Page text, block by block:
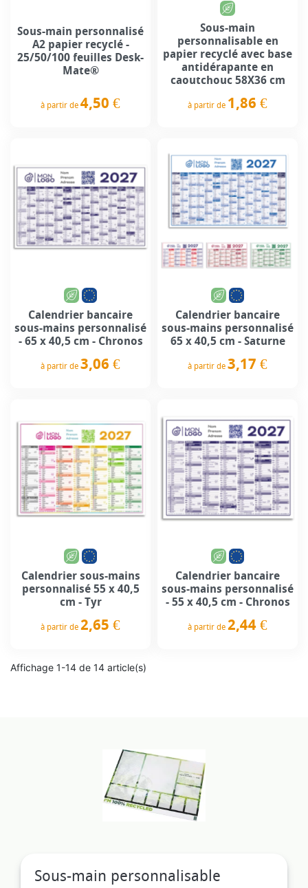
Sous-main personnalisable
Sous-main personnalisé
A2 papier recyclé -
25/50/100 feuilles Desk-
Mate®
à partir de 4,50 €
Sous-main
personnalisable en
papier recyclé avec base
antidérapante en
caoutchouc 58X36 cm
à partir de 1,86 €
Calendrier bancaire
sous-mains personnalisé
- 65 x 40,5 cm - Chronos
à partir de 3,06 €
Calendrier bancaire
sous-mains personnalisé
65 x 40,5 cm - Saturne
à partir de 3,17 €
Calendrier sous-mains
personnalisé 55 x 40,5
cm - Tyr
à partir de 2,65 €
Calendrier bancaire
sous-mains personnalisé
- 55 x 40,5 cm - Chronos
à partir de 2,44 €
Affichage 1-14 de 14 article(s)